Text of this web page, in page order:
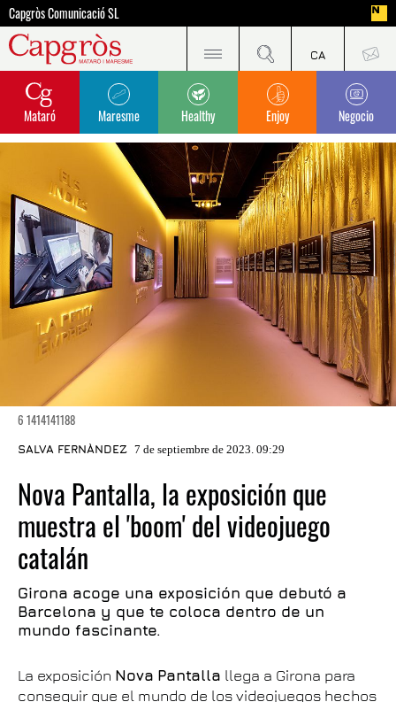
Capgròs Comunicació SL
Mataró Maresme Healthy Enjoy Negocio
6 1414141188
SALVA FERNÀNDEZ 7 de septiembre de 2023. 09:29
Nova Pantalla, la exposición que
muestra el 'boom' del videojuego
catalán
Girona acoge una exposición que debutó a
Barcelona y que te coloca dentro de un
mundo fascinante.
La exposición Nova Pantalla llega a Girona para
conseguir que el mundo de los videojuegos hechos